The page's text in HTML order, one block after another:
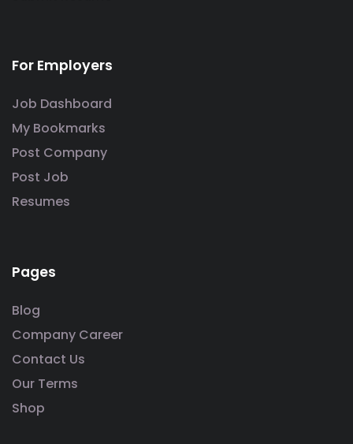
For Employers
Job Dashboard
My Bookmarks
Post Company
Post Job
Resumes
Pages
Blog
Company Career
Contact Us
Our Terms
Shop